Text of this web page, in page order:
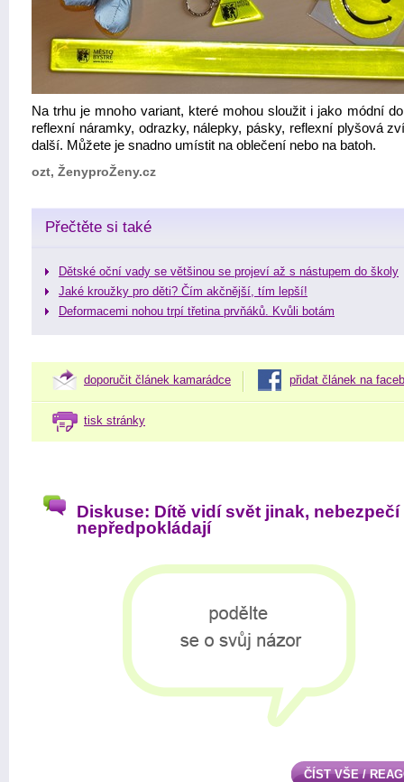
Na trhu je mnoho variant, které mohou sloužit i jako módní
reflexní náramky, odrazky, nálepky, pásky, reflexní plyšová
další. Můžete je snadno umístit na oblečení nebo na batoh.
ozt, ŽenyproŽeny.cz
Přečtěte si také
Dětské oční vady se většinou se projeví až s nástupem do školy
Jaké kroužky pro děti? Čím akčnější, tím lepší!
Deformacemi nohou trpí třetina prvňáků. Kvůli botám
doporučit článek kamarádce přidat článek na
tisk stránky
Diskuse: Dítě vidí svět jinak, nebezpečí
nepředpokládají
ČÍST VŠE /